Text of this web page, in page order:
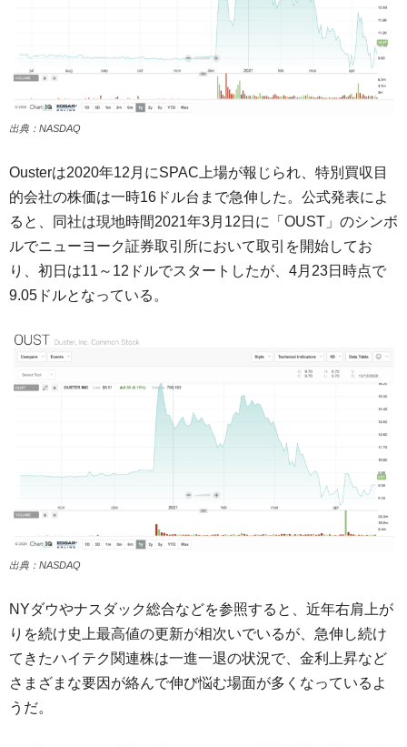
出典：NASDAQ
Ousterは2020年12月にSPAC上場が報じられ、特別買収目
的会社の株価は一時16ドル台まで急伸した。公式発表によ
ると、同社は現地時間2021年3月12日に「OUST」のシンボ
ルでニューヨーク証券取引所において取引を開始してお
り、初日は11～12ドルでスタートしたが、4月23日時点で
9.05ドルとなっている。
出典：NASDAQ
NYダウやナスダック総合などを参照すると、近年右肩上が
りを続け史上最高値の更新が相次いでいるが、急伸し続け
てきたハイテク関連株は一進一退の状況で、金利上昇など
さまざまな要因が絡んで伸び悩む場面が多くなっているよ
うだ。